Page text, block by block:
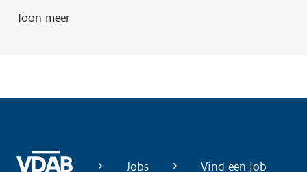
Toon meer
Jobs Vind een job